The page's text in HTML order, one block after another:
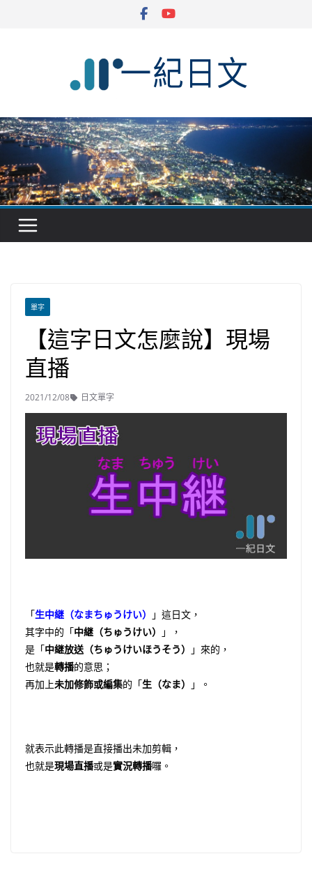
單字
【這字日文怎麼說】現場
直播
2021/12/08 日文單字
「生中継（なまちゅうけい）
」這日文，
其字中的「中継（ちゅうけい）
」，
是「中継放送（ちゅうけいほうそう）
」來的，
也就是轉播的意思；
再加上未加修飾或編集的「生（なま） 」。
就表示此轉播是直接播出未加剪輯，
也就是現場直播或是實況轉播囉。